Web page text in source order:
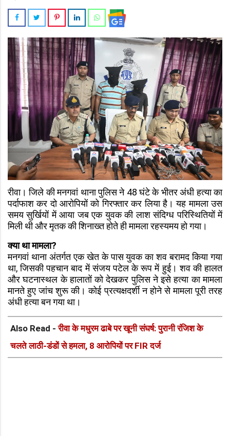
रीवा। जिले की मनगवां थाना पुलिस ने 48 घंटे के भीतर अंधी हत्या का
पर्दाफाश कर दो आरोपियों को गिरफ्तार कर लिया है। यह मामला उस
समय सुर्खियों में आया जब एक युवक की लाश संदिग्ध परिस्थितियों में
मिली थी और मृतक की शिनाख्त होते ही मामला रहस्यमय हो गया।
क्या था मामला?
मनगवां थाना अंतर्गत एक खेत के पास युवक का शव बरामद किया गया
था, जिसकी पहचान बाद में संजय पटेल के रूप में हुई। शव की हालत
और घटनास्थल के हालातों को देखकर पुलिस ने इसे हत्या का मामला
मानते हुए जांच शुरू की। कोई प्रत्यक्षदर्शी न होने से मामला पूरी तरह
अंधी हत्या बन गया था।
Also Read -रीवा के मधुरम ढाबे पर खूनी संघर्ष: पुरानी रंजिश के
चलते लाठी-डंडों से हमला, 8 आरोपियों पर FIR दर्ज